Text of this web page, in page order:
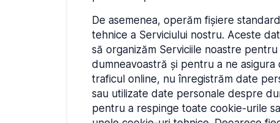
De asemenea, operăm fișiere
tehnice a Serviciului nostru. Aceste
să organizăm Serviciile noastre
dumneavoastră și pentru a ne
traficul online, nu înregistrăm date
sau utilizate date personale despre
pentru a respinge toate cookie-urile